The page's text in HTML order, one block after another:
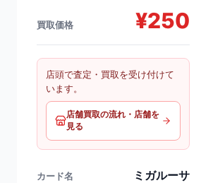
買取価格 ¥250
店頭で査定・買取を受け付けて
います。
店舗買取の流れ・店舗を
見る
カード名 ミガルーサ